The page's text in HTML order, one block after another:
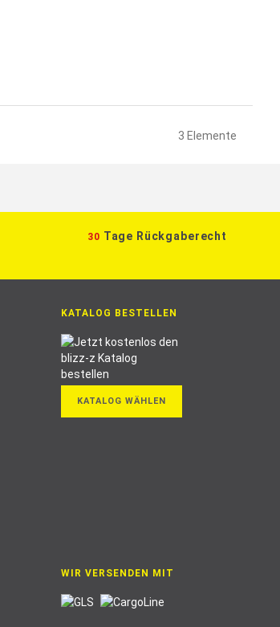
3 Elemente
30 Tage Rückgaberecht
KATALOG BESTELLEN
KATALOG WÄHLEN
WIR VERSENDEN MIT